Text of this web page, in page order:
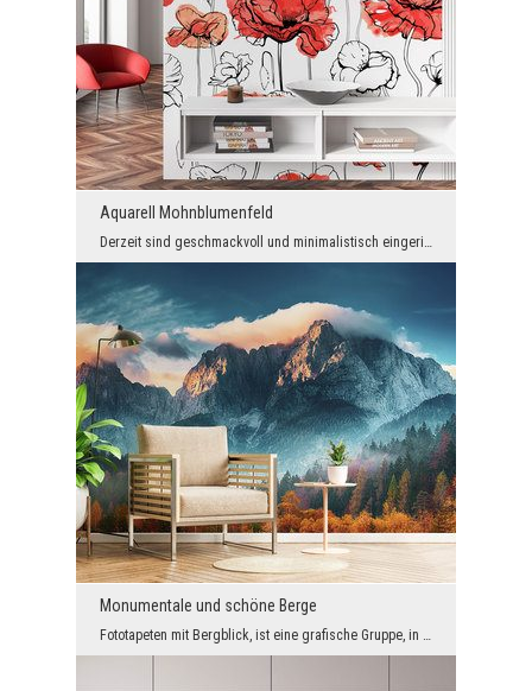
Aquarell Mohnblumenfeld
Derzeit sind geschmackvoll und minimalistisch eingerichtete Innenräume sehr in Mode, aber mit ein...
Monumentale und schöne Berge
Fototapeten mit Bergblick, ist eine grafische Gruppe, in der jedes Muster energetisch, magnetisch...